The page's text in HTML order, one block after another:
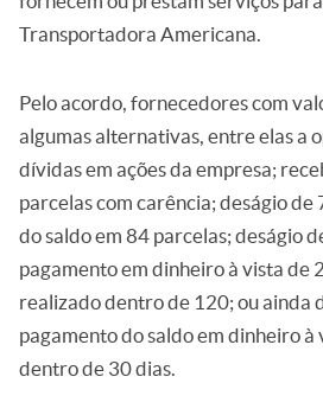
Transportadora Americana.
Pelo acordo, fornecedores com
algumas alternativas, entre elas a
dívidas em ações da empresa;
parcelas com carência; deságio de
do saldo em 84 parcelas; deságio
pagamento em dinheiro à vista de
realizado dentro de 120; ou ainda
pagamento do saldo em dinheiro à
dentro de 30 dias.